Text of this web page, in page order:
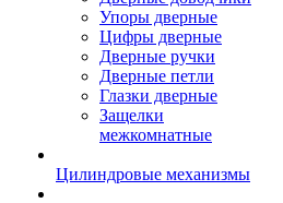
Упоры дверные
Цифры дверные
Дверные ручки
Дверные петли
Глазки дверные
Защелки
межкомнатные
Цилиндровые механизмы